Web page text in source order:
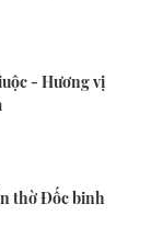
- Hương vị
thờ Đốc binh